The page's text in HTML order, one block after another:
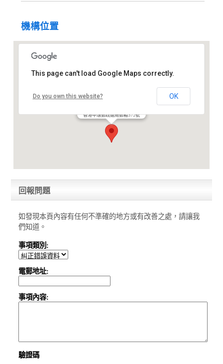
機構位置
香港中環郵政總局郵箱372號
This page can't load Google Maps correctly.
Do you own this website? OK
回報問題
如發現本頁內容有任何不準確的地方或有改善之處，請讓我
們知道。
事項類別:
電郵地址:
事項內容:
驗證碼